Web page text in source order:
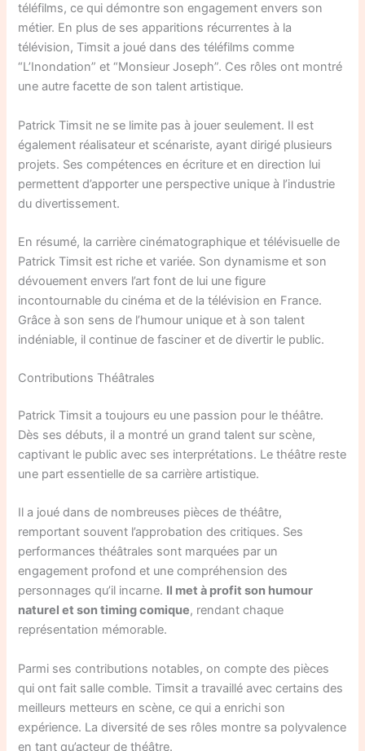
téléfilms, ce qui démontre son engagement envers son
métier. En plus de ses apparitions récurrentes à la
télévision, Timsit a joué dans des téléfilms comme
“L’Inondation” et “Monsieur Joseph”. Ces rôles ont montré
une autre facette de son talent artistique.
Patrick Timsit ne se limite pas à jouer seulement. Il est
également réalisateur et scénariste, ayant dirigé plusieurs
projets. Ses compétences en écriture et en direction lui
permettent d’apporter une perspective unique à l’industrie
du divertissement.
En résumé, la carrière cinématographique et télévisuelle de
Patrick Timsit est riche et variée. Son dynamisme et son
dévouement envers l’art font de lui une figure
incontournable du cinéma et de la télévision en France.
Grâce à son sens de l’humour unique et à son talent
indéniable, il continue de fasciner et de divertir le public.
Contributions Théâtrales
Patrick Timsit a toujours eu une passion pour le théâtre.
Dès ses débuts, il a montré un grand talent sur scène,
captivant le public avec ses interprétations. Le théâtre reste
une part essentielle de sa carrière artistique.
Il a joué dans de nombreuses pièces de théâtre,
remportant souvent l’approbation des critiques. Ses
performances théâtrales sont marquées par un
engagement profond et une compréhension des
personnages qu’il incarne. Il met à profit son humour
naturel et son timing comique, rendant chaque
représentation mémorable.
Parmi ses contributions notables, on compte des pièces
qui ont fait salle comble. Timsit a travaillé avec certains des
meilleurs metteurs en scène, ce qui a enrichi son
expérience. La diversité de ses rôles montre sa polyvalence
en tant qu’acteur de théâtre.